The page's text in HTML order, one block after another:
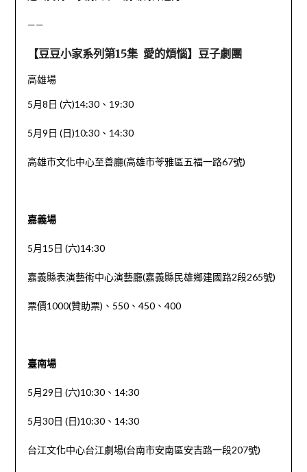
——
【豆豆小家系列第15集 愛的煩惱】 豆子劇團
高雄場
5月8日 (六)14:30、19:30
5月9日 (日)10:30、14:30
高雄市文化中心至善廳(高雄市苓雅區五福一路67號)
嘉義場
5月15日 (六)14:30
嘉義縣表演藝術中心演藝廳(嘉義縣民雄鄉建國路2段265號)
票價1000(贊助票)、550、450、400
臺南場
5月29日 (六)10:30、14:30
5月30日 (日)10:30、14:30
台江文化中心台江劇場(台南市安南區安吉路一段207號)